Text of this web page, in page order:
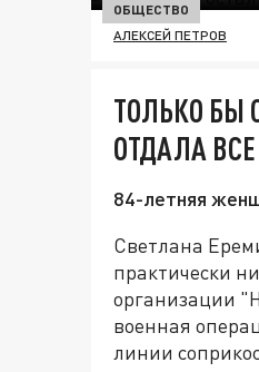
ОБЩЕСТВО
АЛЕКСЕЙ ПЕТРОВ
ТОЛЬКО БЫ
ОТДАЛА
84-летняя
Светлана
практически
организации
военная
линии